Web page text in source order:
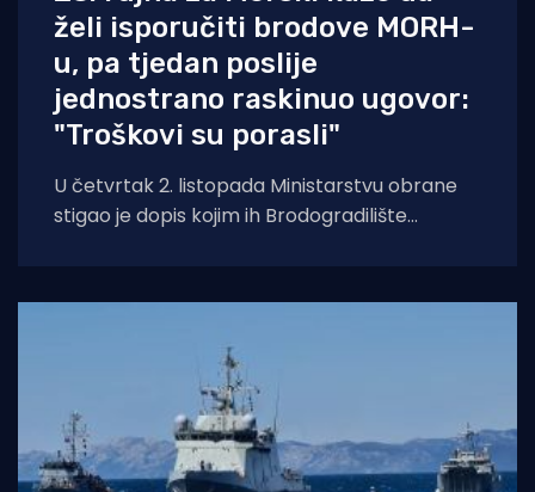
želi isporučiti brodove MORH-
u, pa tjedan poslije
jednostrano raskinuo ugovor:
"Troškovi su porasli"
U četvrtak 2. listopada Ministarstvu obrane
stigao je dopis kojim ih Brodogradilište